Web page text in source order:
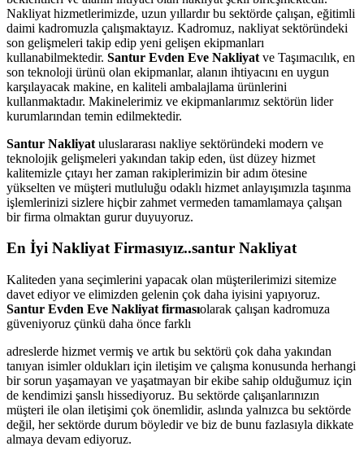
Nakliyat hizmetlerimizde, uzun yıllardır bu sektörde çalışan, eğitimli
daimi kadromuzla çalışmaktayız. Kadromuz, nakliyat sektöründeki
son gelişmeleri takip edip yeni gelişen ekipmanları
kullanabilmektedir. Santur Evden Eve Nakliyat ve Taşımacılık, en
son teknoloji ürünü olan ekipmanlar, alanın ihtiyacını en uygun
karşılayacak makine, en kaliteli ambalajlama ürünlerini
kullanmaktadır. Makinelerimiz ve ekipmanlarımız sektörün lider
kurumlarından temin edilmektedir.
Santur Nakliyat uluslararası nakliye sektöründeki modern ve
teknolojik gelişmeleri yakından takip eden, üst düzey hizmet
kalitemizle çıtayı her zaman rakiplerimizin bir adım ötesine
yükselten ve müşteri mutluluğu odaklı hizmet anlayışımızla taşınma
işlemlerinizi sizlere hiçbir zahmet vermeden tamamlamaya çalışan
bir firma olmaktan gurur duyuyoruz.
En İyi Nakliyat Firmasıyız..santur Nakliyat
Kaliteden yana seçimlerini yapacak olan müşterilerimizi sitemize
davet ediyor ve elimizden gelenin çok daha iyisini yapıyoruz.
Santur Evden Eve Nakliyat firmasıolarak çalışan kadromuza
güveniyoruz çünkü daha önce farklı
adreslerde hizmet vermiş ve artık bu sektörü çok daha yakından
tanıyan isimler oldukları için iletişim ve çalışma konusunda herhangi
bir sorun yaşamayan ve yaşatmayan bir ekibe sahip olduğumuz için
de kendimizi şanslı hissediyoruz. Bu sektörde çalışanlarınızın
müşteri ile olan iletişimi çok önemlidir, aslında yalnızca bu sektörde
değil, her sektörde durum böyledir ve biz de bunu fazlasıyla dikkate
almaya devam ediyoruz.